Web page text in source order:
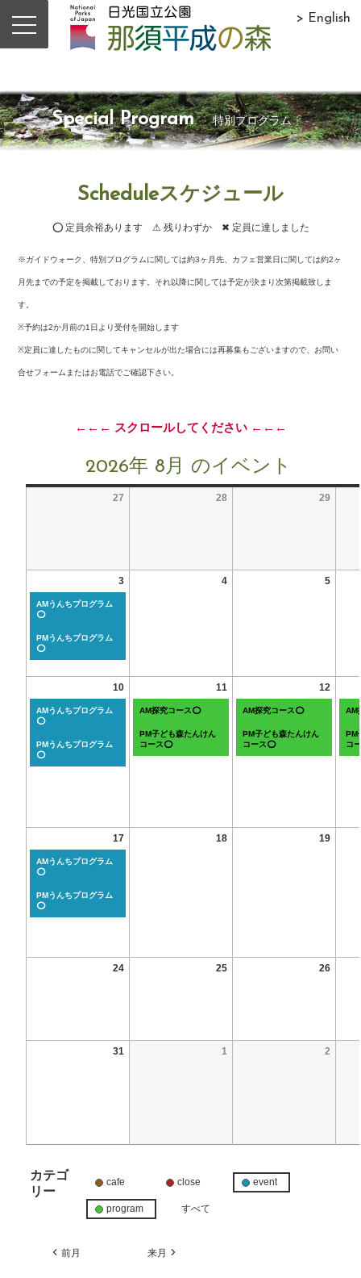
> English
Special Program 特別プログラム
Scheduleスケジュール
⭕ 定員余裕あります ⚠ 残りわずか ✖ 定員に達しました
※ガイドウォーク、特別プログラムに関しては約3ヶ月先、カフェ営業日に関しては約2ヶ
月先までの予定を掲載しております。それ以降に関しては予定が決まり次第掲載致しま
す。
※予約は2か月前の1日より受付を開始します
※定員に達したものに関してキャンセルが出た場合には再募集もございますので、お問い
合せフォームまたはお電話でご確認下さい。
←←← スクロールしてください ←←←
2026年 8月 のイベント
27 28 29
3
AMうんちプログラム
⭕
PMうんちプログラム
⭕
4 5
10
AMうんちプログラム
⭕
PMうんちプログラム
⭕
11
AM探究コース⭕
PM子ども森たんけん
コース⭕
12
AM探究コース⭕
PM子ども森たんけん
コース⭕
AM
PM
コ
17
AMうんちプログラム
⭕
PMうんちプログラム
⭕
18 19
24 25 26
31 1 2
カテゴ
リー
cafe close event
program すべて
前月 来月